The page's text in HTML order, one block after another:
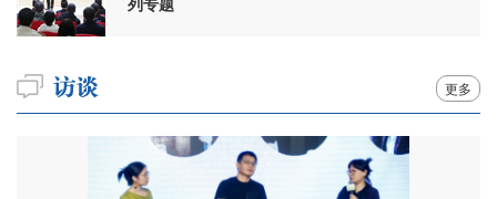
列专题
更多